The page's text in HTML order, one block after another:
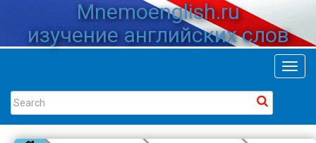
Mnemoenglish.ru
изучение английских слов